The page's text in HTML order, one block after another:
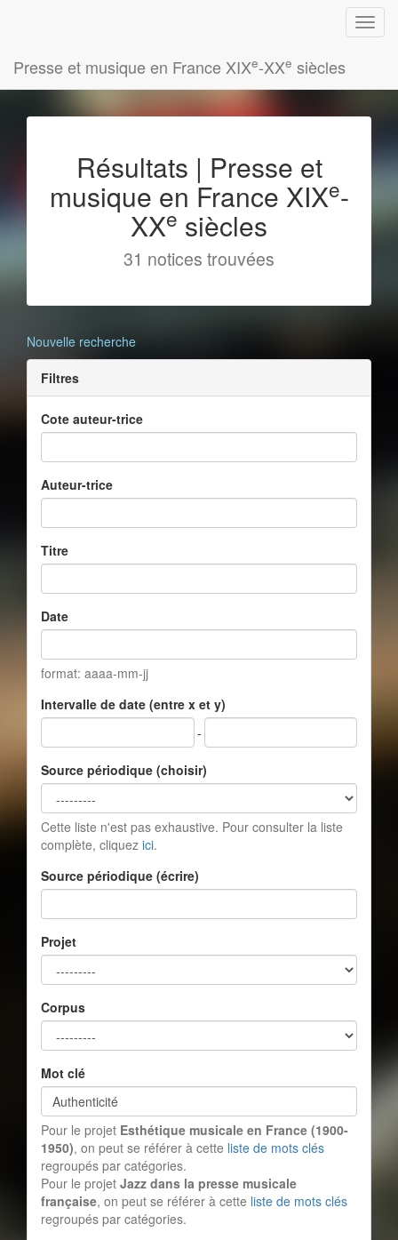
Presse et musique en France XIXe-XXe siècles
Résultats | Presse et
musique en France XIXe-
XXe siècles
31 notices trouvées
Nouvelle recherche
Filtres
Cote auteur-trice
Auteur-trice
Titre
Date
format: aaaa-mm-jj
Intervalle de date (entre x et y)
-
Source périodique (choisir)
Cette liste n'est pas exhaustive. Pour consulter la liste
complète, cliquez ici.
Source périodique (écrire)
Projet
Corpus
Mot clé
Pour le projet Esthétique musicale en France (1900-
1950), on peut se référer à cette liste de mots clés
regroupés par catégories.
Pour le projet Jazz dans la presse musicale
française, on peut se référer à cette liste de mots clés
regroupés par catégories.